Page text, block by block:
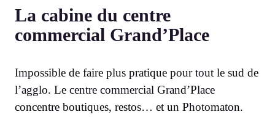
La cabine du centre
commercial Grand’Place
Impossible de faire plus pratique pour tout le sud de
l’agglo. Le centre commercial Grand’Place
concentre boutiques, restos… et un Photomaton.